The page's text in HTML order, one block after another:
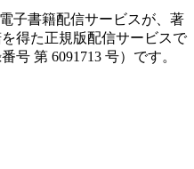
子書籍配信サービスが、著
得た正規版配信サービスで
号 第 6091713 号）です。